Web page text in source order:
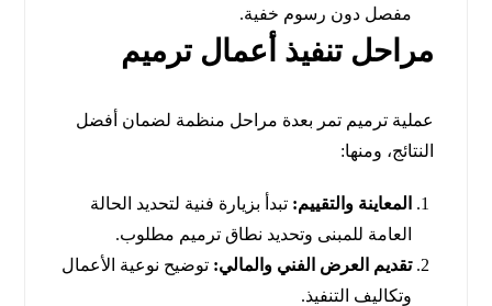
مفصل دون رسوم خفية.
مراحل تنفيذ أعمال ترميم
عملية ترميم تمر بعدة مراحل منظمة لضمان أفضل
النتائج، ومنها:
المعاينة والتقييم: تبدأ بزيارة فنية لتحديد الحالة
العامة للمبنى وتحديد نطاق ترميم مطلوب.
تقديم العرض الفني والمالي: توضيح نوعية الأعمال
وتكاليف التنفيذ.